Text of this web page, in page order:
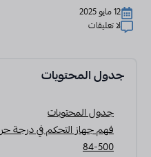
12 مايو 2025
لا تعليقات
جدول المحتويات
جدول المحتويات
84-500